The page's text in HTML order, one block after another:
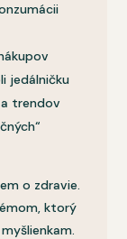
jedálničku
trendov
o zdravie.
ktorý